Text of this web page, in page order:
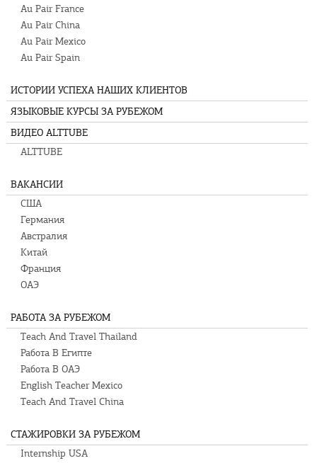
Au Pair France
Au Pair China
Au Pair Mexico
Au Pair Spain
ИСТОРИИ УСПЕХА НАШИХ КЛИЕНТОВ
ЯЗЫКОВЫЕ КУРСЫ ЗА РУБЕЖОМ
ВИДЕО ALTTUBE
ALTTUBE
ВАКАНСИИ
США
Германия
Австралия
Китай
Франция
ОАЭ
РАБОТА ЗА РУБЕЖОМ
Teach And Travel Thailand
Работа В Египте
Работа В ОАЭ
English Teacher Mexico
Teach And Travel China
СТАЖИРОВКИ ЗА РУБЕЖОМ
Internship USA